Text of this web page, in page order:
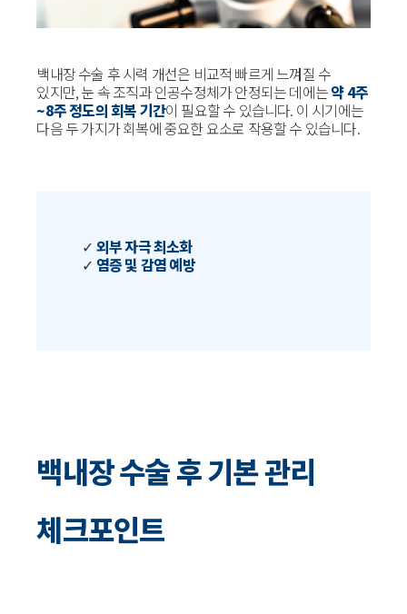
백내장 수술 후 시력 개선은 비교적 빠르게 느껴질 수
있지만, 눈 속 조직과 인공수정체가 안정되는 데에는약 4주
~8주 정도의 회복 기간이 필요할 수 있습니다. 이 시기에는
다음 두 가지가 회복에 중요한 요소로 작용할 수 있습니다.
✓ 외부 자극 최소화
✓ 염증 및 감염 예방
백내장 수술 후 기본 관리
체크포인트